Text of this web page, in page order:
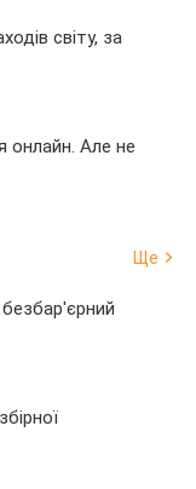
світу, за
онлайн. Але не
Ще